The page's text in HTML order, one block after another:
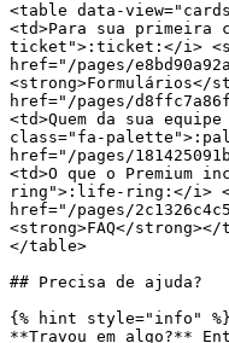
<table data-
<td>Para sua primeira
ticket">:ticket:</i>
href="/pages/
<strong>Formulários</
href="/pages/
<td>Quem da sua
class="fa-
href="/pages/
<td>O que o Premium
ring">:life-ring:</i>
href="/pages/
<strong>FAQ</
</table>
## Precisa de ajuda?
{% hint style="info" %}
**Travou em algo?**